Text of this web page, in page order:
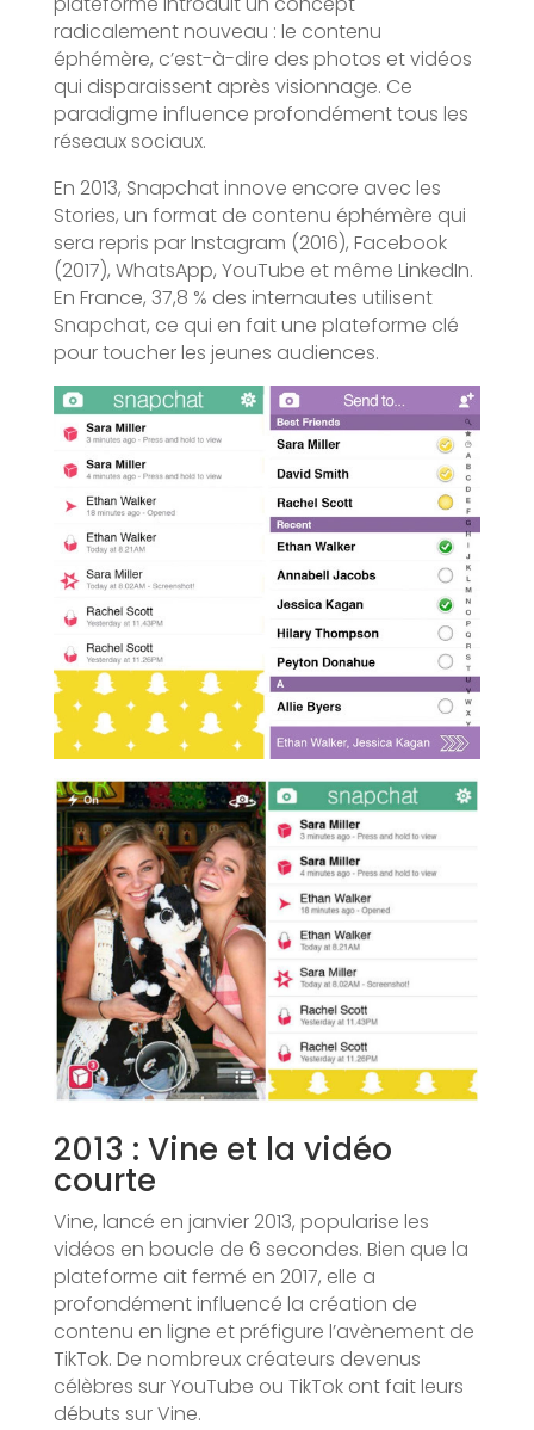
radicalement nouveau : le contenu
éphémère, c’est-à-dire des photos et vidéos
qui disparaissent après visionnage. Ce
paradigme influence profondément tous les
réseaux sociaux.
En 2013, Snapchat innove encore avec les
Stories, un format de contenu éphémère qui
sera repris par Instagram (2016), Facebook
(2017), WhatsApp, YouTube et même LinkedIn.
En France, 37,8 % des internautes utilisent
Snapchat, ce qui en fait une plateforme clé
pour toucher les jeunes audiences.
2013 : Vine et la vidéo
courte
Vine, lancé en janvier 2013, popularise les
vidéos en boucle de 6 secondes. Bien que la
plateforme ait fermé en 2017, elle a
profondément influencé la création de
contenu en ligne et préfigure l’avènement de
TikTok. De nombreux créateurs devenus
célèbres sur YouTube ou TikTok ont fait leurs
débuts sur Vine.